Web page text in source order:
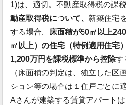
1)は、適切。不動産取得税の課
動産取得税について、 新築住宅
する場合、
床面積が50㎡以上
㎡以上）の住宅（特例適用住宅
1,200万円を課税標準から控除す
（床面積の判定は、独立した区
ション等の場合は１住戸ごとに
Aさんが建築する賃貸アパート